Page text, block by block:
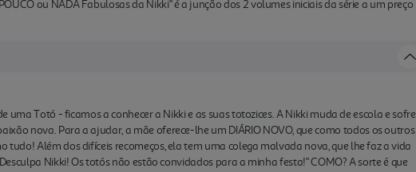
ou NADA Fabulosas da Nikki" é a junção dos 2 volumes iniciais da série a um preço
uma Totó - ficamos a conhecer a Nikki e as suas totozices. A Nikki muda de escola e sofre
nova. Para a ajudar, a mãe oferece-lhe um DIÁRIO NOVO, que como todos os outros
Além dos difíceis recomeços, ela tem uma colega malvada nova, que lhe faz a vida
Nikki! Os totós não estão convidados para a minha festa!" COMO? A sorte é que